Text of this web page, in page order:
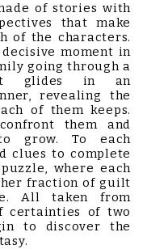
of stories with
that make
of the characters.
moment in
going through a
glides in an
revealing the
of them keeps.
them and
grow. To each
clues to complete
where each
her fraction of guilt
All taken from
certainties of two
to discover the